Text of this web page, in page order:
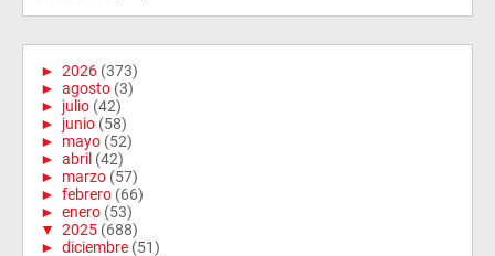
► 2026 (373)
► agosto (3)
► julio (42)
► junio (58)
► mayo (52)
► abril (42)
► marzo (57)
► febrero (66)
► enero (53)
▼ 2025 (688)
► diciembre (51)